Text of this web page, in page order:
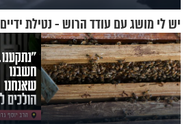
יש לי מושג עם עודד הרוש - נטילת ידיים